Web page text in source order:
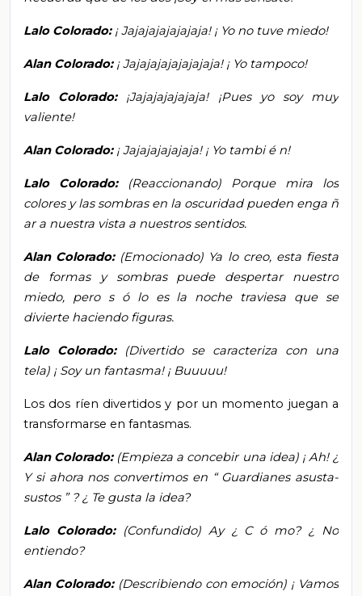
Lalo Colorado: ¡Jajajajajajajaja! ¡ Yo no tuve miedo!
Alan Colorado: ¡Jajajajajajajajaja! ¡ Yo tampoco!
Lalo Colorado: ¡Jajajajajajaja! ¡Pues yo soy muy
valiente!
Alan Colorado: ¡Jajajajajajaja! ¡ Yo tambié n!
Lalo Colorado: (Reaccionando) Porque mira los
colores y las sombras en la oscuridad pueden enga ñ
ar a nuestra vista a nuestros sentidos.
Alan Colorado: (Emocionado) Ya lo creo, esta fiesta
de formas
y sombras puede despertar nuestro
miedo, pero s ó lo es la noche traviesa que se
divierte haciendo figuras.
Lalo Colorado:
(Divertido se caracteriza con una
tela) ¡ Soy un fantasma! ¡ Buuuuu!
Los dos ríen divertidos y por un momento juegan a
transformarse en fantasmas.
Alan Colorado: (Empieza a concebir una idea) ¡Ah! ¿
Y si ahora nos convertimos en “ Guardianes asusta-
sustos ” ?¿ Te gusta la idea?
Lalo Colorado: (Confundido) Ay ¿ C ó mo? ¿ No
entiendo?
Alan Colorado: (Describiendo con emoción) ¡ Vamos